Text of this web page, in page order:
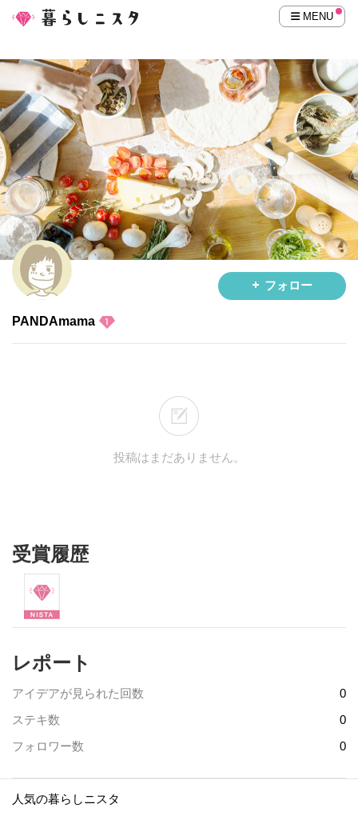
MENU
フォロー
PANDAmama
投稿はまだありません。
受賞履歴
レポート
アイデアが見られた回数
0
ステキ数
0
フォロワー数
0
人気の暮らしニスタ